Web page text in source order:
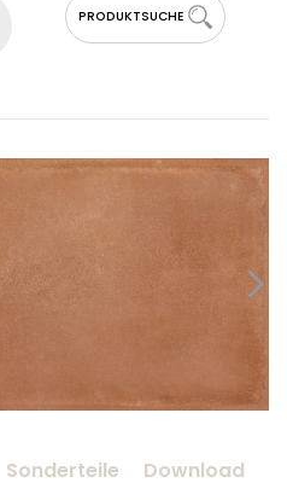
PRODUKTSUCHE
Sonderteile Download